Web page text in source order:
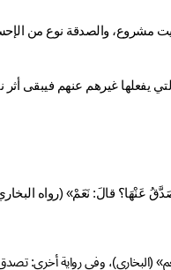
عَنْهَا؟ قالَ: نَعَمْ» (رواه